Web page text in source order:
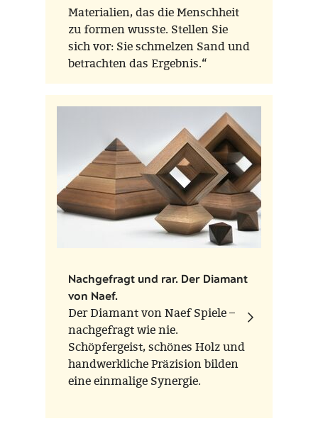
Materialien, das die Menschheit
zu formen wusste. Stellen Sie
sich vor: Sie schmelzen Sand und
betrachten das Ergebnis.“
Nachgefragt und rar. Der Diamant
von Naef.
Der Diamant von Naef Spiele –
nachgefragt wie nie.
Schöpfergeist, schönes Holz und
handwerkliche Präzision bilden
eine einmalige Synergie.